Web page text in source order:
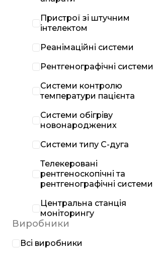
Пристрої зі штучним
інтелектом
Реанімаційні системи
Рентгенографічні системи
Системи контролю
температури пацієнта
Системи обігріву
новонароджених
Системи типу С-дуга
Телекеровані
рентгеноскопічні та
рентгенографічні системи
Центральна станція
моніторингу
Виробники
Всі виробники